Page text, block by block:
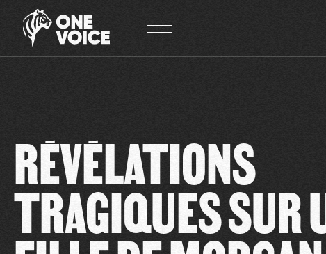
RÉVÉLATIONS
TRAGIQUES SUR